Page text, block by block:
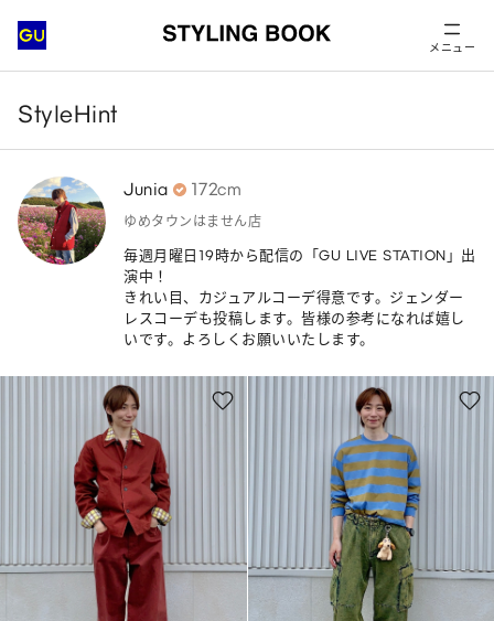
メニュー
StyleHint
Junia 172cm
ゆめタウンはません店
毎週月曜日19時から配信の「GU LIVE STATION」出
演中！
きれい目、カジュアルコーデ得意です。ジェンダー
レスコーデも投稿します。皆様の参考になれば嬉し
いです。よろしくお願いいたします。